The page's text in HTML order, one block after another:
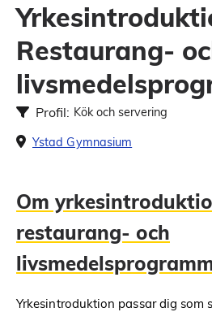
Restaurang-
Profil: Kök och servering
Ystad Gymnasium
Om
restaurang- och
Yrkesintroduktion passar dig som